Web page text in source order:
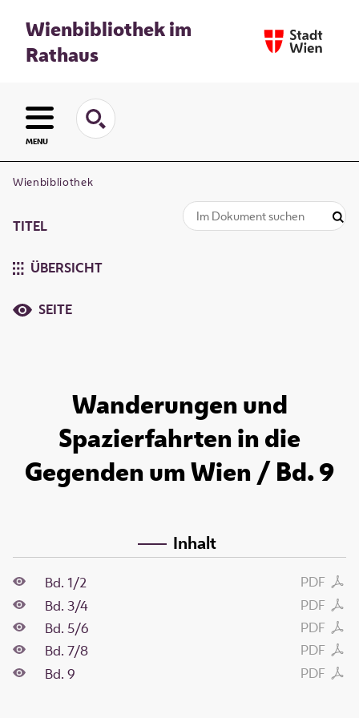
Wienbibliothek im
Rathaus
MENU
Wienbibliothek
TITEL
ÜBERSICHT
SEITE
Wanderungen und
Spazierfahrten in die
Gegenden um Wien / Bd. 9
Inhalt
PDF
Bd. 1/2
PDF
Bd. 3/4
PDF
Bd. 5/6
PDF
Bd. 7/8
PDF
Bd. 9